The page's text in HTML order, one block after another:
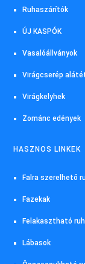
Ruhaszárítók
ÚJ KASPÓK
Vasalóállványok
Virágcserép
Virágkelyhek
Zománc edények
HASZNOS LINKEK
Falra szerelhető
Fazekak
Felakasztható
Lábasok